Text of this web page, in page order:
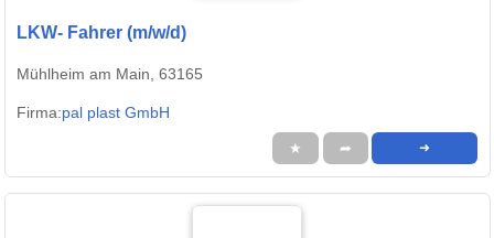
LKW- Fahrer (m/w/d)
Mühlheim am Main, 63165
Firma:pal plast GmbH
★ ➦ ➜